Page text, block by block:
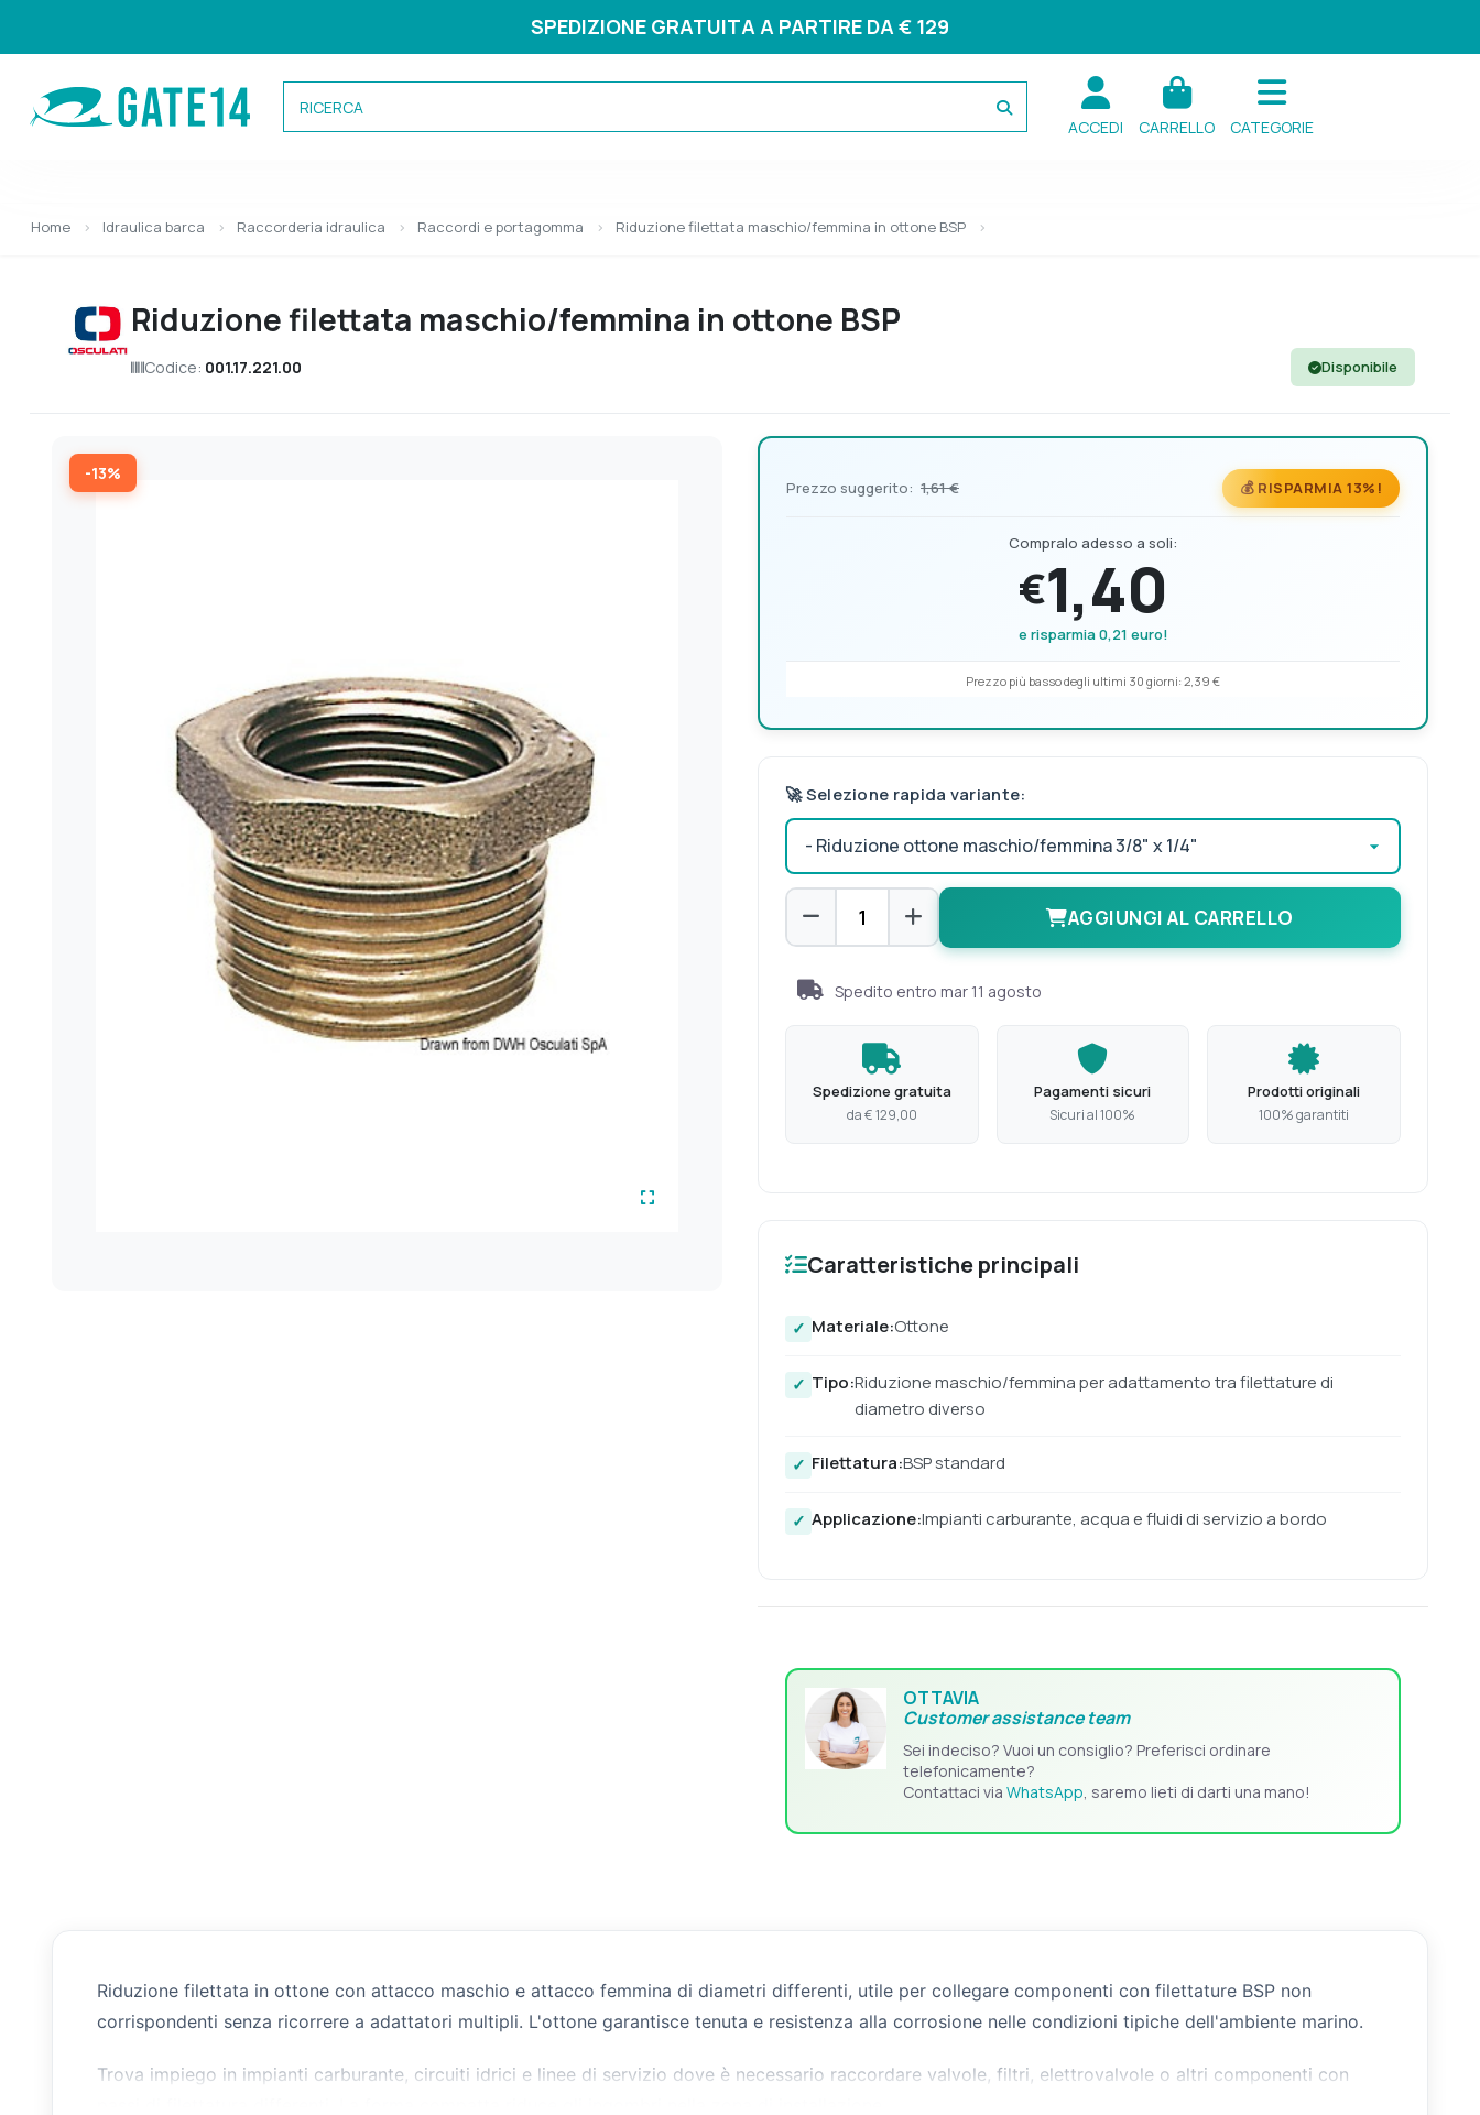
SPEDIZIONE GRATUITA A PARTIRE DA € 129
ACCEDI CARRELLO CATEGORIE
Categorie
Home Idraulica barca Raccorderia idraulica Raccordi e portagomma Riduzione filettata maschio/femmina in ottone BSP
Riduzione filettata maschio/femmina in ottone BSP
Codice: 001.17.221.00 Disponibile
-13%
Prezzo suggerito: 1,61 € 💰 RISPARMIA 13%!
Compralo adesso a soli:
€1,40
e risparmia 0,21 euro!
Prezzo più basso degli ultimi 30 giorni: 2,39 €
🚀 Selezione rapida variante:
AGGIUNGI AL CARRELLO
Spedito entro mar 11 agosto
Spedizione gratuita
da € 129,00
Pagamenti sicuri
Sicuri al 100%
Prodotti originali
100% garantiti
Caratteristiche principali
Materiale:Ottone
Tipo:Riduzione maschio/femmina per adattamento tra filettature di
diametro diverso
Filettatura:BSP standard
Applicazione:Impianti carburante, acqua e fluidi di servizio a bordo
OTTAVIA
Customer assistance team
Sei indeciso? Vuoi un consiglio? Preferisci ordinare
telefonicamente?
Contattaci via WhatsApp, saremo lieti di darti una mano!
Riduzione filettata in ottone con attacco maschio e attacco femmina di diametri differenti, utile per collegare componenti con filettature BSP non
corrispondenti senza ricorrere a adattatori multipli. L'ottone garantisce tenuta e resistenza alla corrosione nelle condizioni tipiche dell'ambiente marino.
Trova impiego in impianti carburante, circuiti idrici e linee di servizio dove è necessario raccordare valvole, filtri, elettrovalvole o altri componenti con